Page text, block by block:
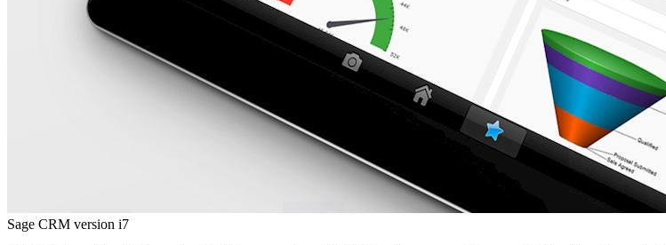
Sage CRM version i7